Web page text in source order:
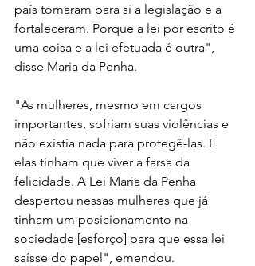
país tomaram para si a legislação e a
fortaleceram. Porque a lei por escrito é
uma coisa e a lei efetuada é outra",
disse Maria da Penha.
"As mulheres, mesmo em cargos
importantes, sofriam suas violências e
não existia nada para protegê-las. E
elas tinham que viver a farsa da
felicidade. A Lei Maria da Penha
despertou nessas mulheres que já
tinham um posicionamento na
sociedade [esforço] para que essa lei
saísse do papel", emendou.